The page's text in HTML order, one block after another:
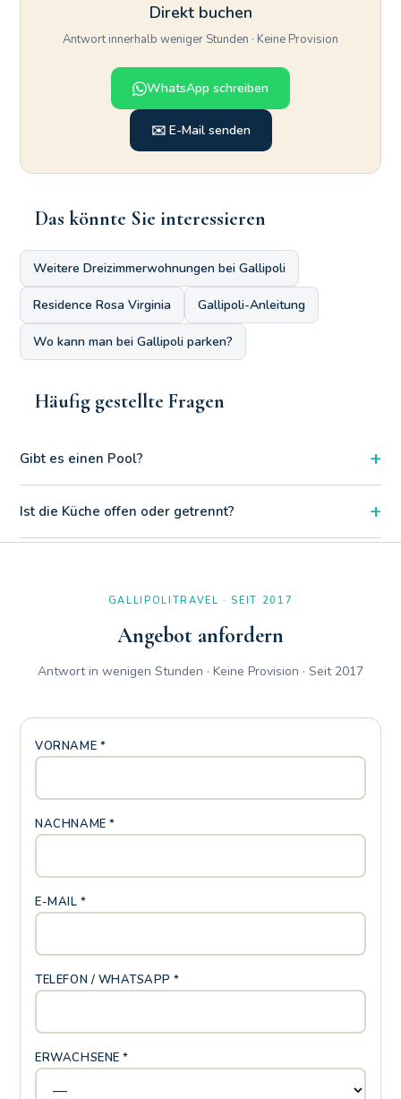
Direkt buchen
Antwort innerhalb weniger Stunden · Keine Provision
WhatsApp schreiben
✉️ E-Mail senden
Das könnte Sie interessieren
Weitere Dreizimmerwohnungen bei Gallipoli
Residence Rosa Virginia Gallipoli-Anleitung
Wo kann man bei Gallipoli parken?
Häufig gestellte Fragen
Gibt es einen Pool? +
Wohnbereich. Es bietet Komfort für diejenigen, die gerne
kochen und dabei in Gesellschaft anderer Gäste bleiben.
Ist die Küche offen oder getrennt? +
Ja, der Balkon der Dreizimmerwohnung B 2/2 bietet seitlichen
GALLIPOLITRAVEL · SEIT 2017
Angebot anfordern
Antwort in wenigen Stunden · Keine Provision · Seit 2017
VORNAME *
NACHNAME *
E-MAIL *
TELEFON / WHATSAPP *
ERWACHSENE *